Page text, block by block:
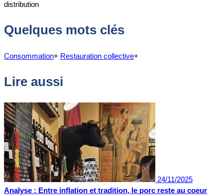
distribution
Quelques mots clés
Consommation+ Restauration collective+
Lire aussi
24/11/2025
Analyse : Entre inflation et tradition, le porc reste au coeur